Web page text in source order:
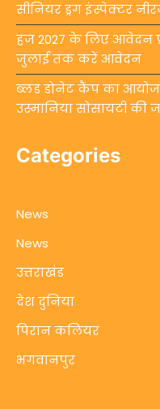
सीनियर ड्रग इंस्पेक्टर
हज 2027 के लिए आवेदन
जुलाई तक करें आवेदन
ब्लड डोनेट कैंप का
उस्मानिया सोसायटी की
Categories
News
News
उत्तराखंड
देश दुनिया
पिरान कलियर
भगवानपुर